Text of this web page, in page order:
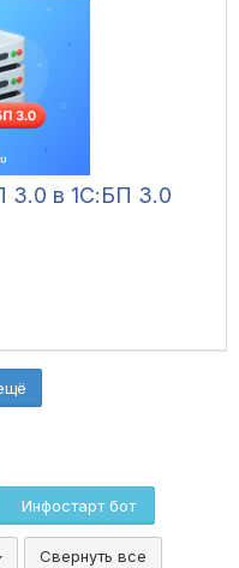
3.0 в 1С:БП 3.0
Инфостарт бот
Свернуть все